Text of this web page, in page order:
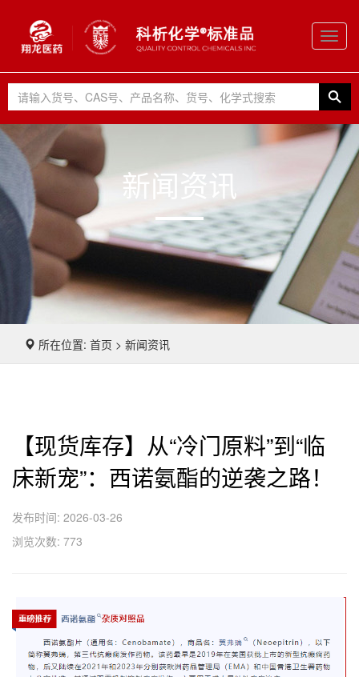
新闻资讯
所在位置: 首页 > 新闻资讯
【现货库存】从“冷门原料”到“临
床新宠”：西诺氨酯的逆袭之路！
发布时间: 2026-03-26
浏览次数: 773